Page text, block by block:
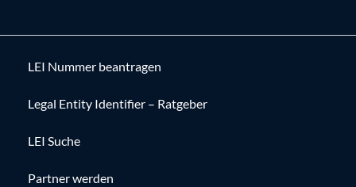
LEI Nummer beantragen
Legal Entity Identifier – Ratgeber
LEI Suche
Partner werden